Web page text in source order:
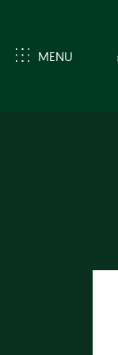
MENU